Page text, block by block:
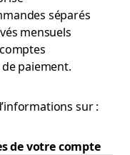
séparés
mensuels
paiement.
sur :
de votre compte